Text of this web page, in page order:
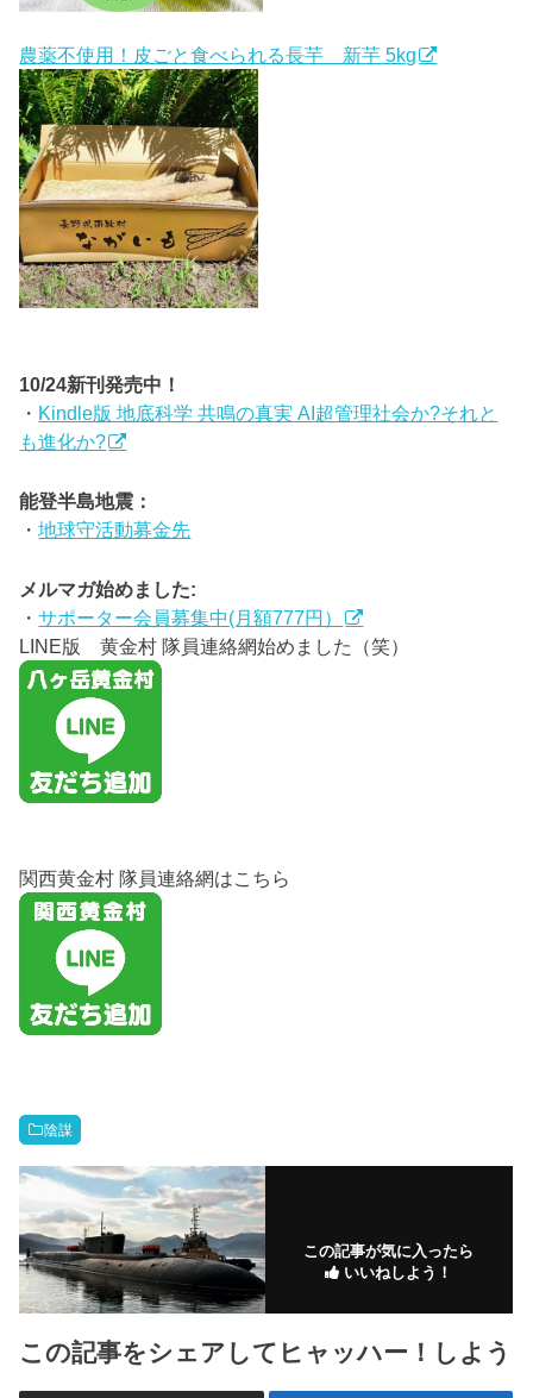
農薬不使用！皮ごと食べられる長芋 新芋 5kg
10/24新刊発売中！
・ Kindle版 地底科学 共鳴の真実 AI超管理社会か?それと
も進化か?
能登半島地震：
・地球守活動募金先
メルマガ始めました:
・サポーター会員募集中(月額777円）
LINE版 黄金村 隊員連絡網始めました（笑）
関西黄金村 隊員連絡網はこちら
陰謀
この記事が気に入ったら
いいねしよう！
この記事をシェアしてヒャッハー！しよう